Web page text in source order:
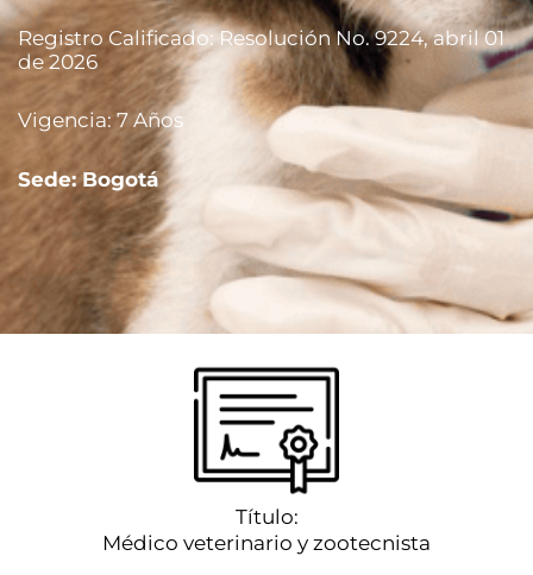
Aspirantes
Estudiantes
Docentes
Egresados
Trabajadores
Registro Calificado: Resolución No. 9224, abril 01
de 2026
Vigencia: 7 Años
Sede: Bogotá
Título:
Médico veterinario y zootecnista